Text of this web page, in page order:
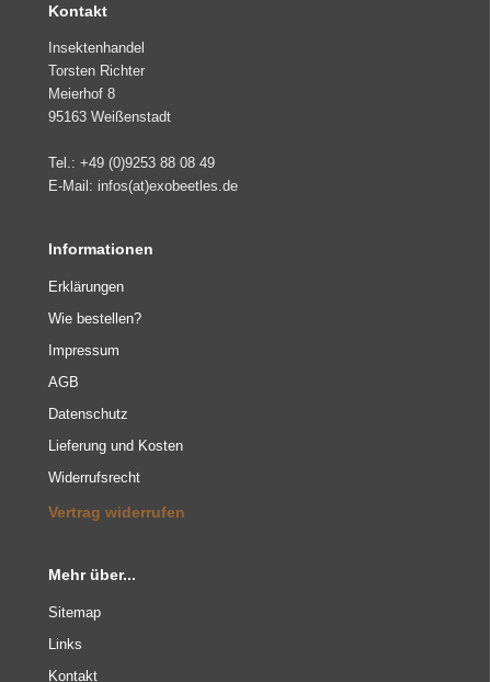
Kontakt
Insektenhandel
Torsten Richter
Meierhof 8
95163 Weißenstadt
Tel.: +49 (0)9253 88 08 49
E-Mail: infos(at)exobeetles.de
Informationen
Erklärungen
Wie bestellen?
Impressum
AGB
Datenschutz
Lieferung und Kosten
Widerrufsrecht
Vertrag widerrufen
Mehr über...
Sitemap
Links
Kontakt